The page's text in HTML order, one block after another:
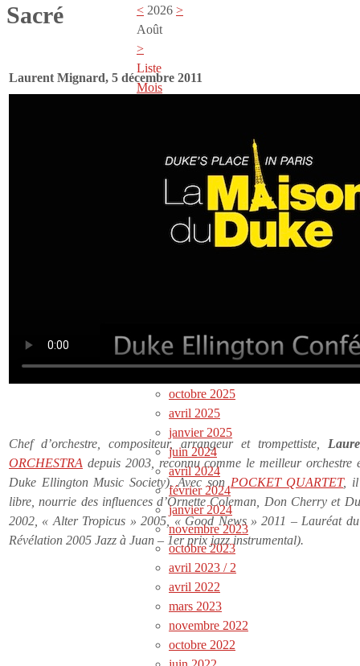
Sacré
Laurent Mignard, 5 décembre 2011
Chef d’orchestre, compositeur, arrangeur et trompettiste,
ORCHESTRA depuis 2003, reconnu comme le meilleur
Duke Ellington Music Society). Avec son POCKET QUARTET, il
libre, nourrie des influences d’Ornette Coleman, Don Cherry et
2002, « Alter Tropicus » 2005, « Good News » 2011 – Lauréat
Révélation 2005 Jazz à Juan – 1er prix jazz instrumental).
< 2026 >
Août
>
Liste
Mois
Aucun événement
Newsletter
Newsletters archives
octobre 2025
avril 2025
janvier 2025
juin 2024
avril 2024
février 2024
janvier 2024
novembre 2023
octobre 2023
avril 2023 / 2
avril 2022
mars 2023
novembre 2022
octobre 2022